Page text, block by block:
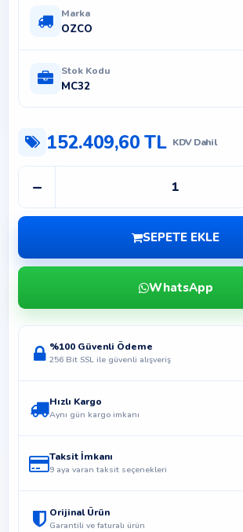
Marka
OZCO
Stok Kodu
MC32
152.409,60 TL KDV Dahil
−
SEPETE EKLE
WhatsApp
%100 Güvenli Ödeme
256 Bit SSL ile güvenli alışveriş
Hızlı Kargo
Aynı gün kargo imkanı
Taksit İmkanı
9 aya varan taksit seçenekleri
Orijinal Ürün
Garantili ve faturalı ürün